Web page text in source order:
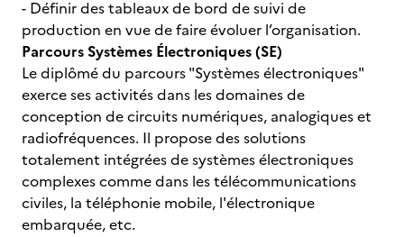
- Définir des tableaux de bord de suivi de
production en vue de faire évoluer l’organisation.
Parcours Systèmes Électroniques (SE)
Le diplômé du parcours "Systèmes électroniques"
exerce ses activités dans les domaines de
conception de circuits numériques, analogiques et
radiofréquences. Il propose des solutions
totalement intégrées de systèmes électroniques
complexes comme dans les télécommunications
civiles, la téléphonie mobile, l'électronique
embarquée, etc.